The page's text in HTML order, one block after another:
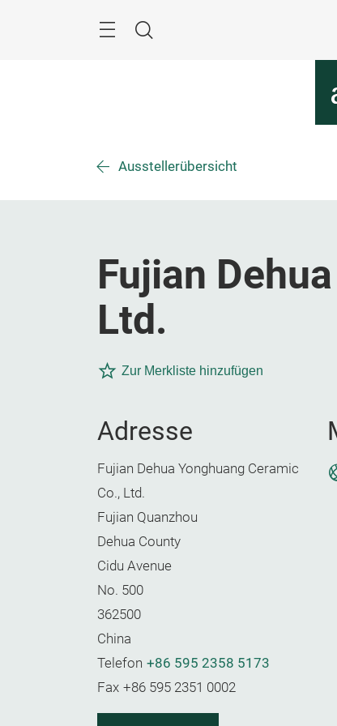
Suche
Ausstellerübersicht
Fujian
Ltd.
Zur Merkliste hinzufügen
Adresse
Fujian Dehua Yonghuang Ceramic
Co., Ltd.
Fujian Quanzhou
Dehua County
Cidu Avenue
No. 500
362500
China
Telefon +86 595 2358 5173
Fax +86 595 2351 0002